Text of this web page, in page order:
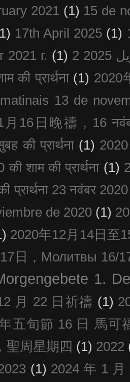
2021 (1) 15 de
17th April 2025 (1)
2021 г. (1)
की प्रार्थना (1) 2020
13 de
月16日晚禱，16
की प्रार्थना (1)
शाम की प्रार्थना (1)
प्रार्थना 23 नवंबर 2020
de 2020 (1)
2020年12月14日至
日，Молитвы 16/
1.
月 22 日祈禱 (1)
五旬節 16 日 馬可
聖周星期四 (1) 2022
(1) 2024 年 1